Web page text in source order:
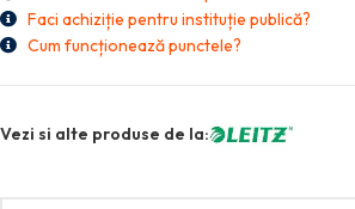
Faci achiziție pentru instituție publică?
Cum funcționează punctele?
Vezi si alte produse de la: